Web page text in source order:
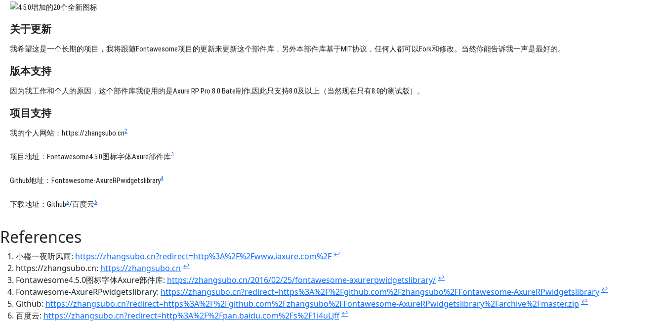
关于更新
我希望这是一个长期的项目，我将跟随Fontawesome项目的更新来更新这个部件库，另外本部件库基于MIT协议，任何人都可以Fork和修改。当然你能告诉我一声是最好的。
版本支持
因为我工作和个人的原因，这个部件库我使用的是Axure RP Pro 8.0 Bate制作,因此只支持8.0及以上（当然现在只有8.0的测试版）。
项目支持
我的个人网站：https://zhangsubo.cn2
项目地址：Fontawesome4.5.0图标字体Axure部件库3
Github地址：Fontawesome-AxureRPwidgetslibrary4
下载地址：Github5/百度云6
References
小楼一夜听风雨: https://zhangsubo.cn?redirect=http%3A%2F%2Fwww.iaxure.com%2F ↩
https://zhangsubo.cn: https://zhangsubo.cn ↩
Fontawesome4.5.0图标字体Axure部件库: https://zhangsubo.cn/2016/02/25/fontawesome-axurerpwidgetslibrary/ ↩
Fontawesome-AxureRPwidgetslibrary: https://zhangsubo.cn?redirect=https%3A%2F%2Fgithub.com%2Fzhangsubo%2FFontawesome-AxureRPwidgetslibrary ↩
Github: https://zhangsubo.cn?redirect=https%3A%2F%2Fgithub.com%2Fzhangsubo%2FFontawesome-AxureRPwidgetslibrary%2Farchive%2Fmaster.zip ↩
百度云: https://zhangsubo.cn?redirect=http%3A%2F%2Fpan.baidu.com%2Fs%2F1i4uLJff ↩